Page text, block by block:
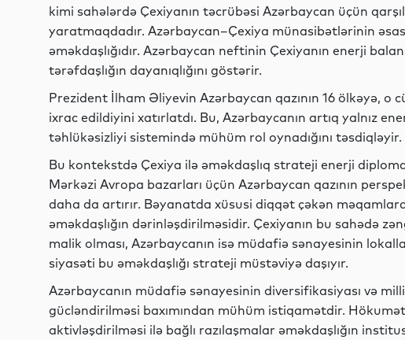
kimi sahələrdə Çexiyanın təcrübəsi Azərbaycan üçün
yaratmaqdadır. Azərbaycan–Çexiya münasibətlərinin
əməkdaşlığıdır. Azərbaycan neftinin Çexiyanın enerji
tərəfdaşlığın dayanıqlığını göstərir.
Prezident İlham Əliyevin Azərbaycan qazının 16 ölkəyə, o
ixrac edildiyini xatırlatdı. Bu, Azərbaycanın artıq yalnız
təhlükəsizliyi sistemində mühüm rol oynadığını təsdiqləyir.
Bu kontekstdə Çexiya ilə əməkdaşlıq strateji enerji
Mərkəzi Avropa bazarları üçün Azərbaycan qazının
daha da artırır. Bəyanatda xüsusi diqqət çəkən
əməkdaşlığın dərinləşdirilməsidir. Çexiyanın bu sahədə
malik olması, Azərbaycanın isə müdafiə sənayesinin
siyasəti bu əməkdaşlığı strateji müstəviyə daşıyır.
Azərbaycanın müdafiə sənayesinin diversifikasiyası və
gücləndirilməsi baxımından mühüm istiqamətdir.
aktivləşdirilməsi ilə bağlı razılaşmalar əməkdaşlığın